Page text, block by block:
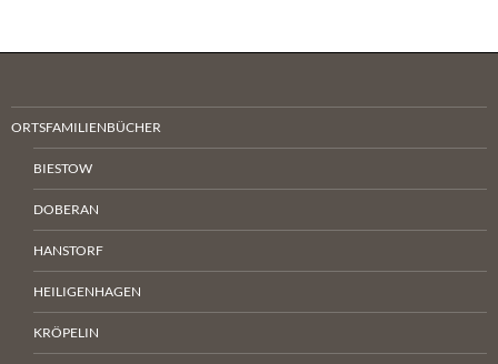
ORTSFAMILIENBÜCHER
BIESTOW
DOBERAN
HANSTORF
HEILIGENHAGEN
KRÖPELIN